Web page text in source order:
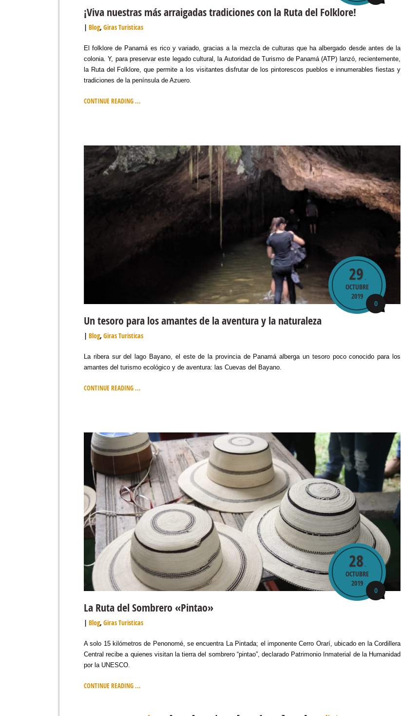
¡Viva nuestras más arraigadas tradiciones con la Ruta del Folklore!
Blog, Giras Turisticas
El folklore de Panamá es rico y variado, gracias a la mezcla de culturas que ha albergado desde antes de la
colonia. Y, para preservar este legado cultural, la Autoridad de Turismo de Panamá (ATP) lanzó, recientemente,
la Ruta del Folklore, que permite a los visitantes disfrutar de los pintorescos pueblos e innumerables fiestas y
tradiciones de la península de Azuero.
CONTINUE READING ...
29 .
OCTUBRE
2019
0
Un tesoro para los amantes de la aventura y la naturaleza
Blog, Giras Turisticas
La ribera sur del lago Bayano, el este de la provincia de Panamá alberga un tesoro poco conocido para los
amantes del turismo ecológico y de aventura: las Cuevas del Bayano.
CONTINUE READING ...
28 .
OCTUBRE
2019
0
La Ruta del Sombrero «Pintao»
Blog, Giras Turisticas
A solo 15 kilómetros de Penonomé, se encuentra La Pintada; el imponente Cerro Orarí, ubicado en la Cordillera
Central recibe a quienes visitan la tierra del sombrero “pintao”, declarado Patrimonio Inmaterial de la Humanidad
por la UNESCO.
CONTINUE READING ...